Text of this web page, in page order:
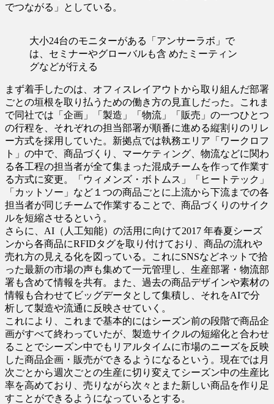
でつながる」としている。
大小24台のモニターがある「アンサーラボ」で
は、セミナーやグローバルも含 めたミーティン
グなどが行える
まず着手したのは、オフィスレイアウトから取り組んだ部署
ごとの垣根を取り払うための働き方の見直しだった。これま
で同社では「企画」「製造」「物流」「販売」の一つひとつ
の行程を、それぞれの担当部署が順番に進める縦割りのリレ
ー方式を採用していた。新拠点では執務エリア「ワークロフ
ト」の中で、商品づくり、マーケティング、物流などに関わ
る各工程の担当者が全て集まった混成チームを作って作業す
る方式に変更。「ウィメンズ・ボトムス」「ヒートテック」
「カットソー」など１つの商品ごとに上流から下流までの各
担当者が同じチームで作業することで、商品づくりのサイク
ルを短縮させるという。
さらに、AI（人工知能）の活用に向けて2017 年春夏シーズ
ンから各商品にRFIDタグを取り付けており、商品の流れや
売れ方の見える化を図っている。これにSNSなどネットで拾
った最新の市場の声も集めて一元管理し、生産部署・物流部
署も含めて情報を共有。また、過去の商品デザインや素材の
情報も合わせてビッグデータとして集積し、それをAIで分
析して製造や流通に反映させていく。
これにより、これまで基本的にはシーズン前の段階で商品企
画がすべて終わっていたが、製造サイクルの短縮化と合わせ
ることでシーズン中でもリアルタイムに市場のニーズを反映
した商品企画・販売ができるようになるという。現在では月
次ごとから週次ごとの生産に切り変えてシーズン中の生産比
率を高めており、売りながら次々とまた新しい商品を作り足
すことができるようになっているとする。